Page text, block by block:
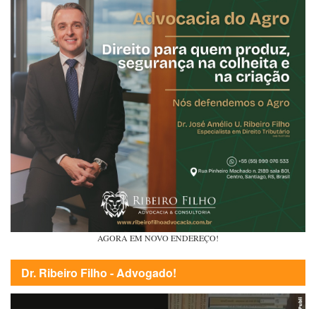
AGORA EM NOVO ENDEREÇO!
Dr. Ribeiro Filho - Advogado!